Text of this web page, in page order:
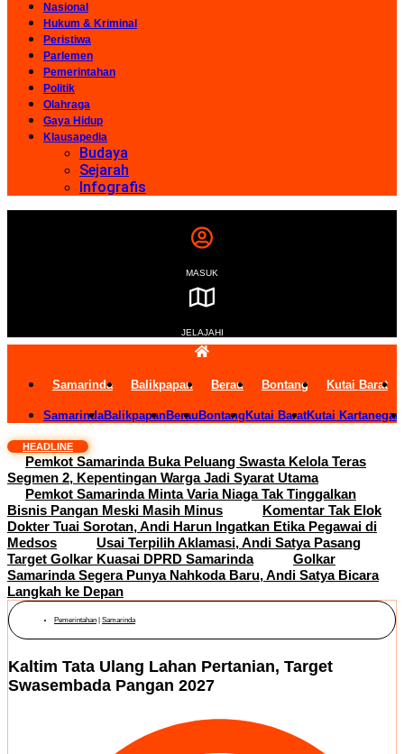
Nasional
Hukum & Kriminal
Peristiwa
Parlemen
Pemerintahan
Politik
Olahraga
Gaya Hidup
Klausapedia
Budaya
Sejarah
Infografis
MASUK
JELAJAHI
Samarinda Balikpapan Berau Bontang Kutai Barat
SamarindaBalikpapanBerau Bontang Kutai BaratKutai
HEADLINE
Pemkot Samarinda Buka Peluang Swasta Kelola Teras
Segmen 2, Kepentingan Warga Jadi Syarat Utama
Pemkot Samarinda Minta Varia Niaga Tak Tinggalkan
Bisnis Pangan Meski Masih Minus
Komentar Tak Elok
Dokter Tuai Sorotan, Andi Harun Ingatkan Etika Pegawai di
Medsos
Usai Terpilih Aklamasi, Andi Satya Pasang
Target Golkar Kuasai DPRD Samarinda
Golkar
Samarinda Segera Punya Nahkoda Baru, Andi Satya Bicara
Langkah ke Depan
Pemerintahan Samarinda
Kaltim Tata Ulang Lahan Pertanian, Target
Swasembada Pangan 2027